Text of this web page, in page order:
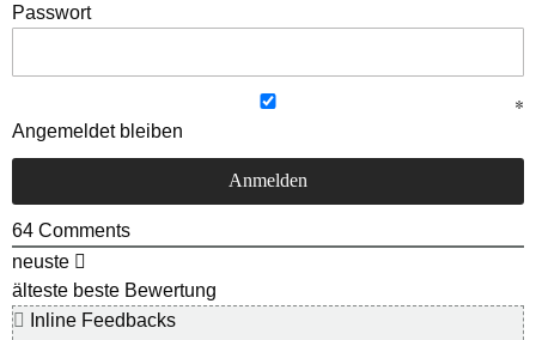
Passwort
Angemeldet bleiben
64 Comments
neuste
älteste beste Bewertung
Inline Feedbacks